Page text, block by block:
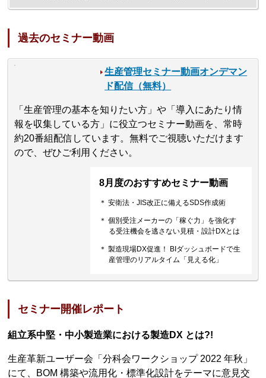
過去のセミナー動画
生産管理セミナー動画オンデマン
ド配信（無料）
「生産管理の基本を知りたい方」や「導入にあたり情
報を収集している方」に役立つセミナー動画を、常時
約20番組配信しています。無料でご視聴いただけます
ので、ぜひご利用ください。
8月度のおすすめセミナー動画
＊ 安衛法・JIS改正に備えるSDS作成術
＊ 個別受注メーカーの「稼ぐ力」を強化す
る受注機会を逃さない見積・設計DXとは
＊ 製造現場DX促進！ BIダッシュボードで生
産管理のリアルタイム「見える化」
セミナー開催レポート
組立系中堅・中小製造業における製造DX とは?!
生産革新ユーザー会「分科会ワークショップ 2022 年秋」
にて、BOM 構築や流用化・標準化設計をテーマに意見交